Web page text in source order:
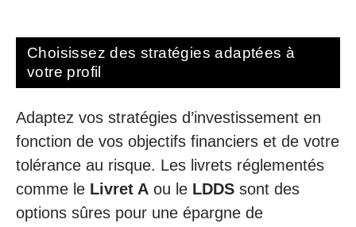
Choisissez des stratégies adaptées à
votre profil
Adaptez vos stratégies d’investissement en
fonction de vos objectifs financiers et de votre
tolérance au risque. Les livrets réglementés
comme le Livret A ou le LDDS sont des
options sûres pour une épargne de